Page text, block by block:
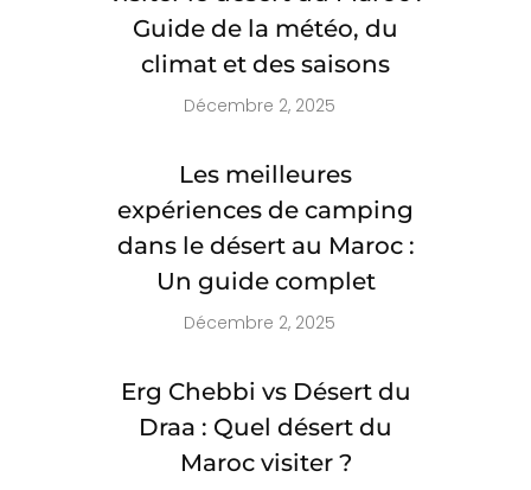
Guide de la météo, du
climat et des saisons
Décembre 2, 2025
Les meilleures
expériences de camping
dans le désert au Maroc :
Un guide complet
Décembre 2, 2025
Erg Chebbi vs Désert du
Draa : Quel désert du
Maroc visiter ?